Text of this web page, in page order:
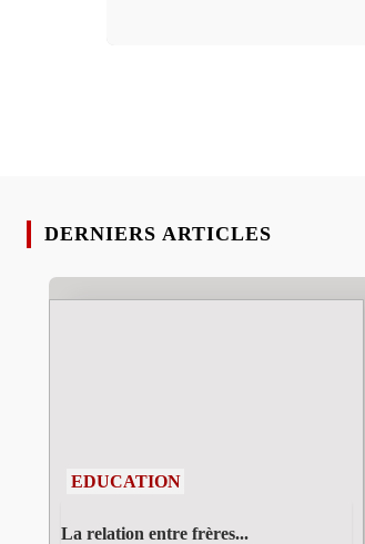
DERNIERS ARTICLES
EDUCATION
La relation entre frères...